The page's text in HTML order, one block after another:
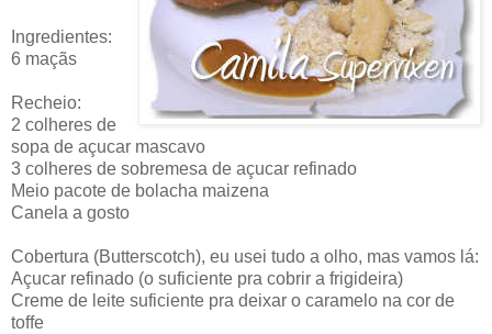
Ingredientes:
6 maçãs
Recheio:
2 colheres de
sopa de açucar mascavo
3 colheres de sobremesa de açucar refinado
Meio pacote de bolacha maizena
Canela a gosto
Cobertura (Butterscotch), eu usei tudo a olho, mas vamos lá:
Açucar refinado (o suficiente pra cobrir a frigideira)
Creme de leite suficiente pra deixar o caramelo na cor de
toffe